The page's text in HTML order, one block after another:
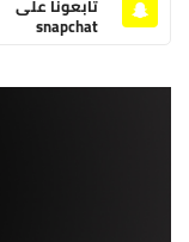
تابعونا على
snapchat